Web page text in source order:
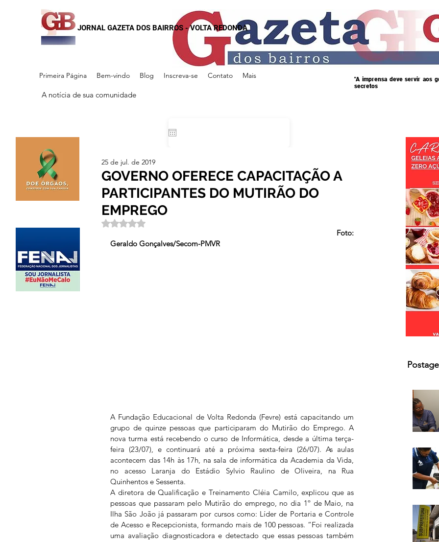
JORNAL GAZETA DOS BAIRROS - VOLTA REDONDA
Primeira Página Bem-vindo Blog Inscreva-se Contato Mais
A notícia de sua comunidade
"A imprensa deve servir aos
secretos
GOVERNO OFERECE CAPACITAÇÃO A
PARTICIPANTES DO MUTIRÃO DO
EMPREGO
25 de jul. de 2019
Avaliado com NaN de 5 estrelas.
Geraldo Gonçalves/Secom-PMVR
A Fundação Educacional de Volta Redonda (Fevre) está capacitando um
grupo de quinze pessoas que participaram do Mutirão do Emprego. A
nova turma está recebendo o curso de Informática, desde a última terça-
feira (23/07), e continuará até a próxima sexta-feira (26/07). As aulas
acontecem das 14h às 17h, na sala de informática da Academia da Vida,
no acesso Laranja do Estádio Sylvio Raulino de Oliveira, na Rua
Quinhentos e Sessenta.
A diretora de Qualificação e Treinamento Cléia Camilo, explicou que as
pessoas que passaram pelo Mutirão do emprego, no dia 1º de Maio, na
Ilha São João já passaram por cursos como: Líder de Portaria e Controle
de Acesso e Recepcionista, formando mais de 100 pessoas. “Foi realizada
uma avaliação diagnosticadora e detectado que essas pessoas também